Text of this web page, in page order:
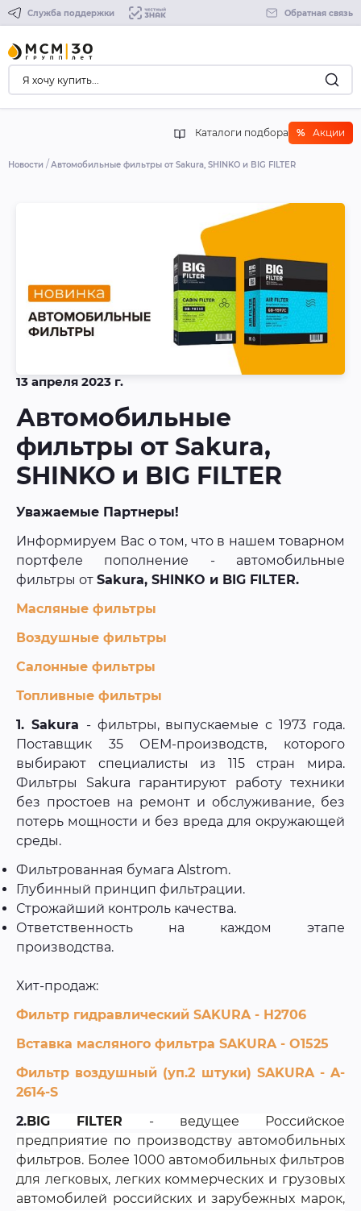
Служба поддержки Обратная связь
Каталоги подбора % Акции
Новости Автомобильные фильтры от Sakura, SHINKO и BIG FILTER
13 апреля 2023 г.
Автомобильные
фильтры от Sakura,
SHINKO и BIG FILTER
Уважаемые Партнеры!
Информируем Вас о том, что в нашем товарном
портфеле пополнение - автомобильные
фильтры от Sakura, SHINKO и BIG FILTER.
Масляные фильтры
Воздушные фильтры
Салонные фильтры
Топливные фильтры
1. Sakura - фильтры, выпускаемые с 1973 года.
Поставщик 35 ОЕМ-производств, которого
выбирают специалисты из 115 стран мира.
Фильтры Sakura гарантируют работу техники
без простоев на ремонт и обслуживание, без
потерь мощности и без вреда для окружающей
среды.
Фильтрованная бумага Alstrom.
Глубинный принцип фильтрации.
Строжайший контроль качества.
Ответственность на каждом этапе
производства.
Хит-продаж:
Фильтр гидравлический SAKURA - H2706
Вставка масляного фильтра SAKURA - O1525
Фильтр воздушный (уп.2 штуки) SAKURA - A-
2614-S
2. BIG FILTER - ведущее Российское
предприятие по производству автомобильных
фильтров. Более 1000 автомобильных фильтров
для легковых, легких коммерческих и грузовых
автомобилей российских и зарубежных марок,